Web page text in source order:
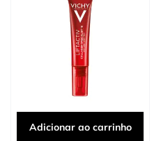
Adicionar ao carrinho